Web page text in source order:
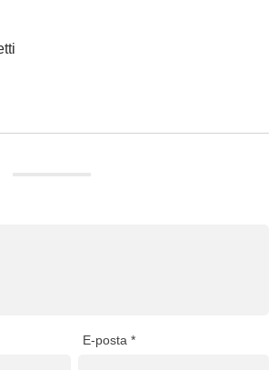
E-posta*